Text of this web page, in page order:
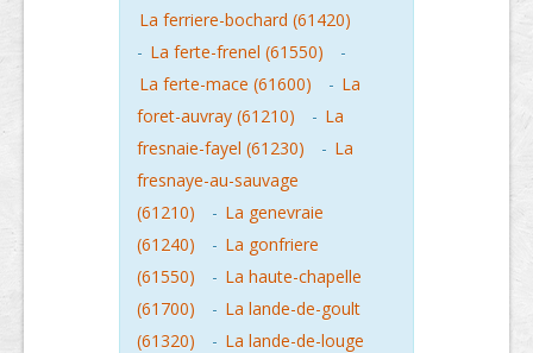
La ferriere-bochard (61420)
- La ferte-frenel (61550)
-
La ferte-mace (61600)
- La
foret-auvray (61210)
- La
fresnaie-fayel (61230)
- La
fresnaye-au-sauvage
(61210)
- La genevraie
(61240)
- La gonfriere
(61550)
- La haute-chapelle
(61700)
- La lande-de-goult
(61320)
- La lande-de-louge